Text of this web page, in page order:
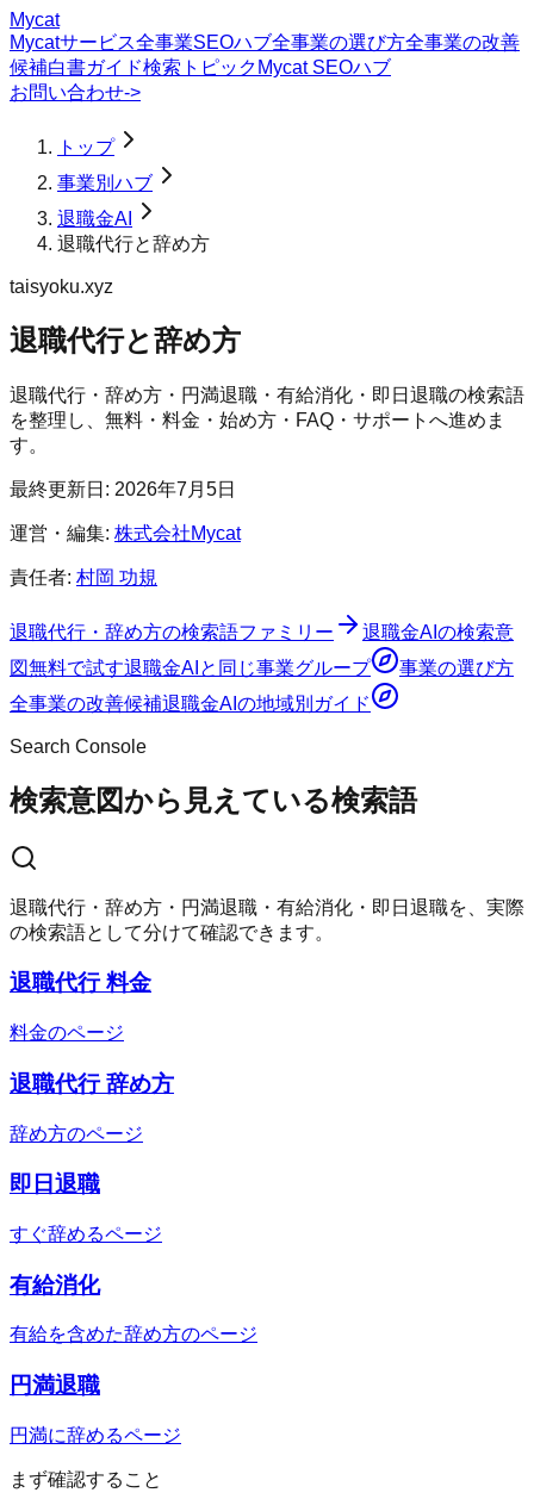
Mycat
Mycatサービス全事業SEOハブ全事業の選び方全事業の改善
候補白書ガイド検索トピック Mycat SEOハブ
お問い合わせ->
トップ
事業別ハブ
退職金AI
退職代行と辞め方
taisyoku.xyz
退職代行と辞め方
退職代行・辞め方・円満退職・有給消化・即日退職の検索語
を整理し、無料・料金・始め方・FAQ・サポートへ進めま
す。
最終更新日: 2026年7月5日
運営・編集: 株式会社Mycat
責任者: 村岡 功規
退職代行・辞め方の検索語ファミリー 退職金AI の検索意
図無料で試す退職金AI と同じ事業グループ
事業の選び方
全事業の改善候補退職金AI の地域別ガイド
Search Console
検索意図から見えている検索語
退職代行・辞め方・円満退職・有給消化・即日退職を、実際
の検索語として分けて確認できます。
退職代行 料金
料金のページ
退職代行 辞め方
辞め方のページ
即日退職
すぐ辞めるページ
有給消化
有給を含めた辞め方のページ
円満退職
円満に辞めるページ
まず確認すること